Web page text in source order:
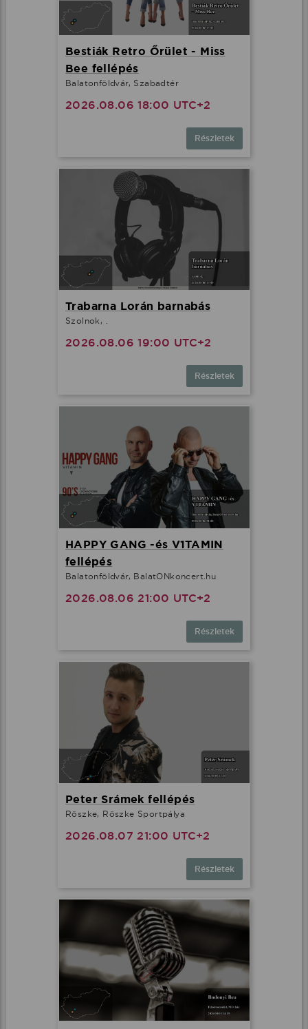
Bestiák Retro Őrület - Miss
Bee fellépés
Balatonföldvár, Szabadtér
2026.08.06 18:00 UTC+2
Részletek
Trabarna Lorán barnabás
Szolnok, .
2026.08.06 19:00 UTC+2
Részletek
HAPPY GANG -és V1TAMIN
fellépés
Balatonföldvár, BalatONkoncert.hu
2026.08.06 21:00 UTC+2
Részletek
Peter Srámek fellépés
Röszke, Röszke Sportpálya
2026.08.07 21:00 UTC+2
Részletek